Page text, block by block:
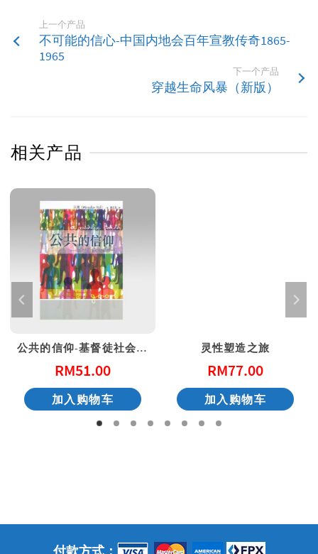
上一个产品
不可能的信心-中国内地会百年宣教传奇1865-
1965
下一个产品
穿越生命风暴（新版）
相关产品
公共的信仰-基督徒社会参与的第一课
RM51.00
加入购物车
灵性塑造之旅
RM77.00
加入购物车